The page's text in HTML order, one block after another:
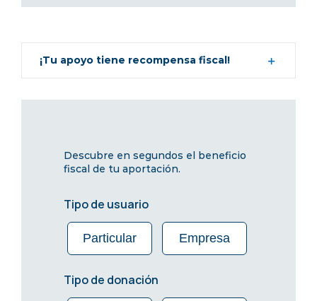
¡Tu apoyo tiene recompensa fiscal!
Descubre en segundos el beneficio
fiscal de tu aportación.
Tipo de usuario
Particular Empresa
Tipo de donación